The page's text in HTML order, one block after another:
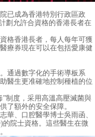
已成為香港特別行政區政
劃允許合資格的香港長者在
格香港長者，每人每年可獲
療券現在可以在包括愛康健
通過數字化的手術導板系
醫生更准確地控制種植的位
度，采用高溫高壓滅菌與
了額外的安全保障。
、口腔醫學博士吳雨函、
院士資格。這些醫生在微